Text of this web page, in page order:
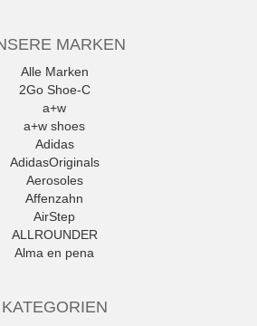
MARKEN
Alle Marken
2Go Shoe-C
a+w
a+w shoes
Adidas
AdidasOriginals
Aerosoles
Affenzahn
AirStep
ALLROUNDER
Alma en pena
Amani
KATEGORIEN